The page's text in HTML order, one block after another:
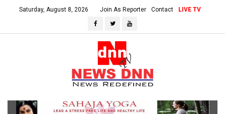
Saturday, August 8, 2026 Join As Reporter Contact LIVE TV